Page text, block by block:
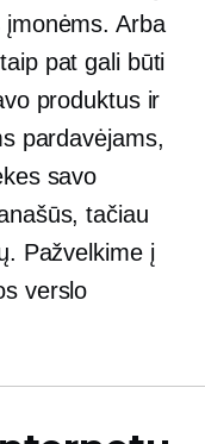
Arba
pat gali būti
produktus ir
pardavėjams,
savo
tačiau
Pažvelkime į
verslo